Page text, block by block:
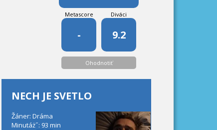
Metascore
-
Diváci
9.2
Ohodnotiť
NECH JE SVETLO
Žáner: Dráma
Minutáż˝: 93 min